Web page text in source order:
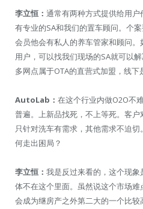
李立恒： 通常有两种方式提供给用
有专业的SA和我们的置车顾问。个
会员他会有私人的养车管家和顾问
用户，可以找我们现场的SA就可以
多网点属于OTA的直营式加盟，线下
AutoLab： 在这个行业内做O2O不
普遍。上新品找死，不上等死。客
只针对洗车有需求，其他需求不迫
何走出困局？
李立恒： 我是反过来看的，这个现
体不在这个里面。虽然说这个市场
会成为继房产之外第二大的一个比